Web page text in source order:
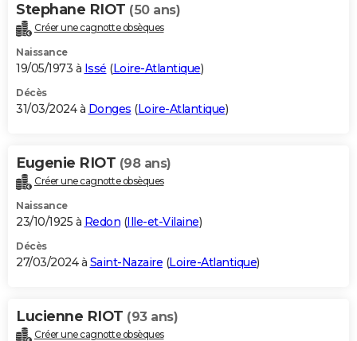
Stephane RIOT (50 ans)
Créer une cagnotte obsèques
Naissance
19/05/1973 à Issé (Loire-Atlantique)
Décès
31/03/2024 à Donges (Loire-Atlantique)
Eugenie RIOT (98 ans)
Créer une cagnotte obsèques
Naissance
23/10/1925 à Redon (Ille-et-Vilaine)
Décès
27/03/2024 à Saint-Nazaire (Loire-Atlantique)
Lucienne RIOT (93 ans)
Créer une cagnotte obsèques